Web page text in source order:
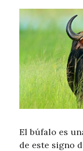
El búfalo es
de este signo